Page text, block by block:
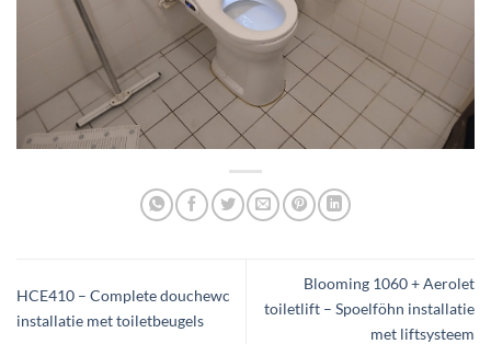
HCE410 – Complete douchewc
installatie met toiletbeugels
Blooming 1060 + Aerolet
toiletlift – Spoelföhn installatie
met liftsysteem